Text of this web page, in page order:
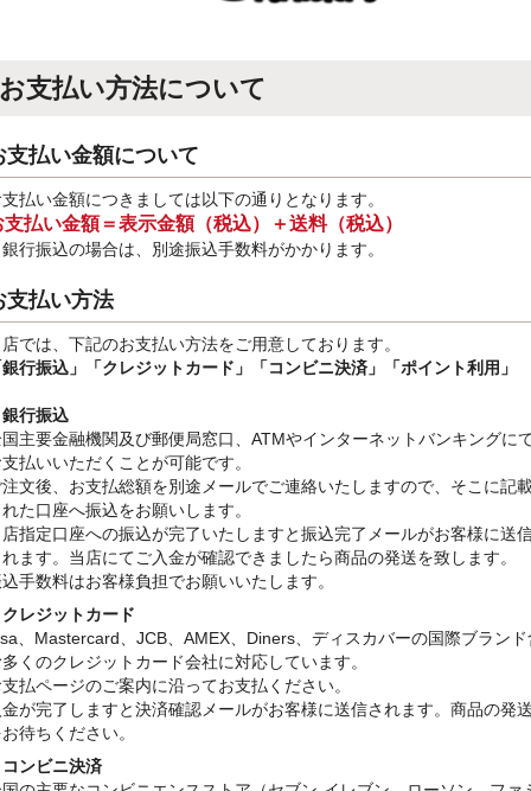
お支払い方法について
支払い金額について
払い金額につきましては以下の通りとなります。
支払い金額＝表示金額（税込）＋送料（税込）
行振込の場合は、別途振込手数料がかかります。
支払い方法
では、下記のお支払い方法をご用意しております。
行振込」
「クレジットカード」「コンビニ決済」「ポイント利用」
行振込
主要金融機関及び郵便局窓口、ATMやインターネットバンキングに
払いいただくことが可能です。
文後、お支払総額を別途メールでご連絡いたしますので、そこに記
た口座へ振込をお願いします。
指定口座への振込が完了いたしますと振込完了メールがお客様に送
ます。当店にてご入金が確認できましたら商品の発送を致します。
手数料はお客様負担でお願いいたします。
レジットカード
、Mastercard、JCB、AMEX、Diners、ディスカバーの国際ブランド
くのクレジットカード会社に対応しています。
払ページのご案内に沿ってお支払ください。
が完了しますと決済確認メールがお客様に送信されます。商品の発
待ちください。
ンビニ決済